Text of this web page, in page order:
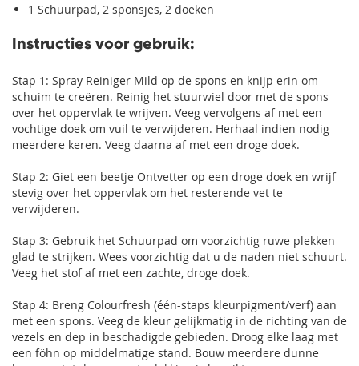
1 Schuurpad, 2 sponsjes, 2 doeken
Instructies voor gebruik:
Stap 1: Spray Reiniger Mild op de spons en knijp erin om
schuim te creëren. Reinig het stuurwiel door met de spons
over het oppervlak te wrijven. Veeg vervolgens af met een
vochtige doek om vuil te verwijderen. Herhaal indien nodig
meerdere keren. Veeg daarna af met een droge doek.
Stap 2: Giet een beetje Ontvetter op een droge doek en wrijf
stevig over het oppervlak om het resterende vet te
verwijderen.
Stap 3: Gebruik het Schuurpad om voorzichtig ruwe plekken
glad te strijken. Wees voorzichtig dat u de naden niet schuurt.
Veeg het stof af met een zachte, droge doek.
Stap 4: Breng Colourfresh (één-staps kleurpigment/verf) aan
met een spons. Veeg de kleur gelijkmatig in de richting van de
vezels en dep in beschadigde gebieden. Droog elke laag met
een föhn op middelmatige stand. Bouw meerdere dunne